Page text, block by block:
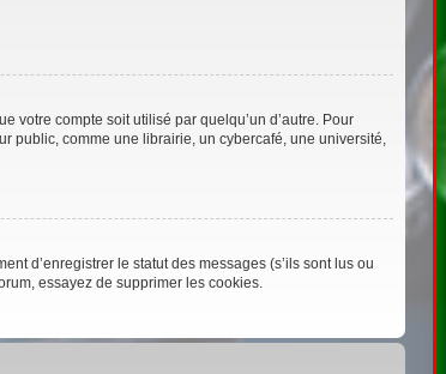
votre compte soit utilisé par quelqu’un d’autre. Pour
public, comme une librairie, un cybercafé, une université,
d’enregistrer le statut des messages (s’ils sont lus ou
essayez de supprimer les cookies.